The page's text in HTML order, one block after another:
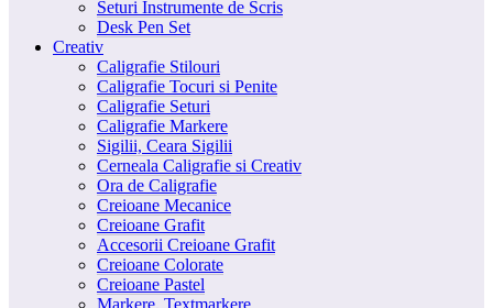
Seturi Instrumente de Scris
Desk Pen Set
Creativ
Caligrafie Stilouri
Caligrafie Tocuri si Penite
Caligrafie Seturi
Caligrafie Markere
Sigilii, Ceara Sigilii
Cerneala Caligrafie si Creativ
Ora de Caligrafie
Creioane Mecanice
Creioane Grafit
Accesorii Creioane Grafit
Creioane Colorate
Creioane Pastel